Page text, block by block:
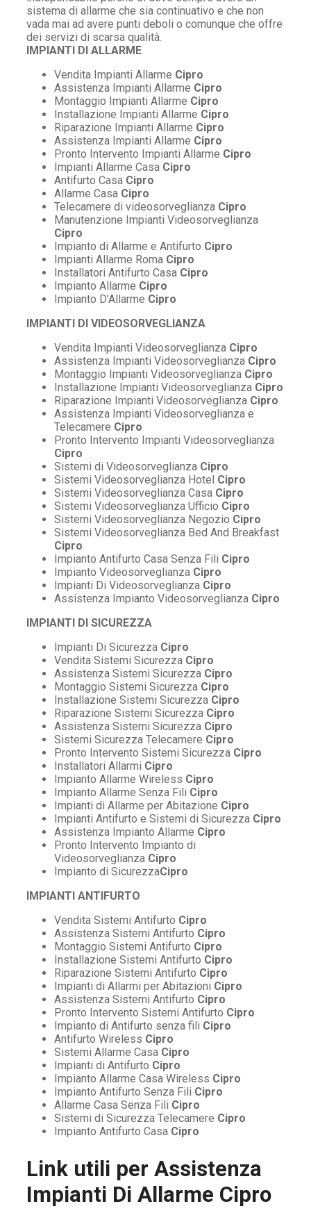
sistema di allarme che sia continuativo e che non
vada mai ad avere punti deboli o comunque che offre
dei servizi di scarsa qualità.
IMPIANTI DI ALLARME
Vendita Impianti Allarme Cipro
Assistenza Impianti Allarme Cipro
Montaggio Impianti Allarme Cipro
Installazione Impianti Allarme Cipro
Riparazione Impianti Allarme Cipro
Assistenza Impianti Allarme Cipro
Pronto Intervento Impianti Allarme Cipro
Impianti Allarme Casa Cipro
Antifurto Casa Cipro
Allarme Casa Cipro
Telecamere di videosorveglianza Cipro
Manutenzione Impianti Videosorveglianza
Cipro
Impianto di Allarme e Antifurto Cipro
Impianti Allarme Roma Cipro
Installatori Antifurto Casa Cipro
Impianto Allarme Cipro
Impianto D’Allarme Cipro
IMPIANTI DI VIDEOSORVEGLIANZA
Vendita Impianti Videosorveglianza Cipro
Assistenza Impianti Videosorveglianza Cipro
Montaggio Impianti Videosorveglianza Cipro
Installazione Impianti Videosorveglianza Cipro
Riparazione Impianti Videosorveglianza Cipro
Assistenza Impianti Videosorveglianza e
Telecamere Cipro
Pronto Intervento Impianti Videosorveglianza
Cipro
Sistemi di Videosorveglianza Cipro
Sistemi Videosorveglianza Hotel Cipro
Sistemi Videosorveglianza Casa Cipro
Sistemi Videosorveglianza Ufficio Cipro
Sistemi Videosorveglianza Negozio Cipro
Sistemi Videosorveglianza Bed And Breakfast
Cipro
Impianto Antifurto Casa Senza Fili Cipro
Impianto Videosorveglianza Cipro
Impianti Di Videosorveglianza Cipro
Assistenza Impianto Videosorveglianza Cipro
IMPIANTI DI SICUREZZA
Impianti Di Sicurezza Cipro
Vendita Sistemi Sicurezza Cipro
Assistenza Sistemi Sicurezza Cipro
Montaggio Sistemi Sicurezza Cipro
Installazione Sistemi Sicurezza Cipro
Riparazione Sistemi Sicurezza Cipro
Assistenza Sistemi Sicurezza Cipro
Sistemi Sicurezza Telecamere Cipro
Pronto Intervento Sistemi Sicurezza Cipro
Installatori Allarmi Cipro
Impianto Allarme Wireless Cipro
Impianto Allarme Senza Fili Cipro
Impianti di Allarme per Abitazione Cipro
Impianti Antifurto e Sistemi di Sicurezza Cipro
Assistenza Impianto Allarme Cipro
Pronto Intervento Impianto di
Videosorveglianza Cipro
Impianto di SicurezzaCipro
IMPIANTI ANTIFURTO
Vendita Sistemi Antifurto Cipro
Assistenza Sistemi Antifurto Cipro
Montaggio Sistemi Antifurto Cipro
Installazione Sistemi Antifurto Cipro
Riparazione Sistemi Antifurto Cipro
Impianti di Allarmi per Abitazioni Cipro
Assistenza Sistemi Antifurto Cipro
Pronto Intervento Sistemi Antifurto Cipro
Impianto di Antifurto senza fili Cipro
Antifurto Wireless Cipro
Sistemi Allarme Casa Cipro
Impianti di Antifurto Cipro
Impianto Allarme Casa Wireless Cipro
Impianto Antifurto Senza Fili Cipro
Allarme Casa Senza Fili Cipro
Sistemi di Sicurezza Telecamere Cipro
Impianto Antifurto Casa Cipro
Link utili per Assistenza
Impianti Di Allarme Cipro